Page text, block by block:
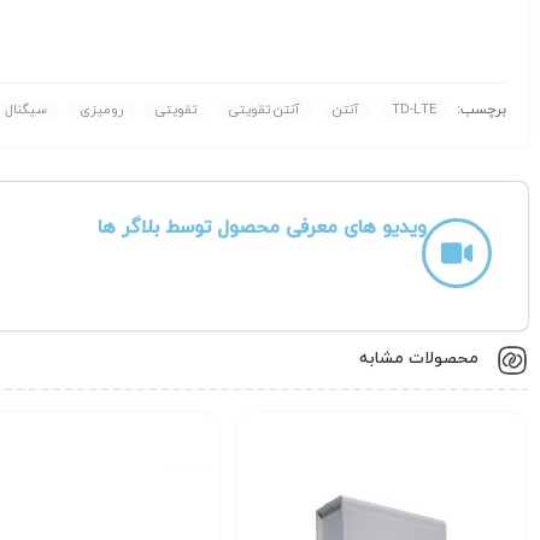
برچسب: TD-LTE آنتن آنتن تقویتی تقویتی رومیزی سیگنال
ویدیو های معرفی محصول توسط بلاگر ها
محصولات مشابه